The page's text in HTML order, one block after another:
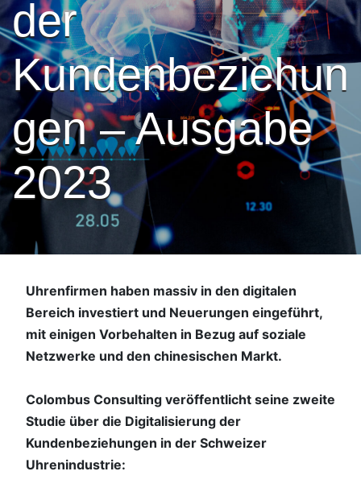
der
Kundenbeziehun
gen – Ausgabe
2023
Uhrenfirmen haben massiv in den digitalen
Bereich investiert und Neuerungen eingeführt,
mit einigen Vorbehalten in Bezug auf soziale
Netzwerke und den chinesischen Markt.
Colombus Consulting veröffentlicht seine zweite
Studie über die Digitalisierung der
Kundenbeziehungen in der Schweizer
Uhrenindustrie: